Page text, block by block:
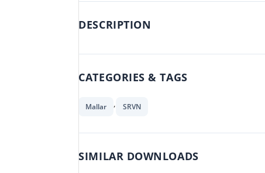
DESCRIPTION
CATEGORIES & TAGS
Mallar , SRVN
SIMILAR DOWNLOADS